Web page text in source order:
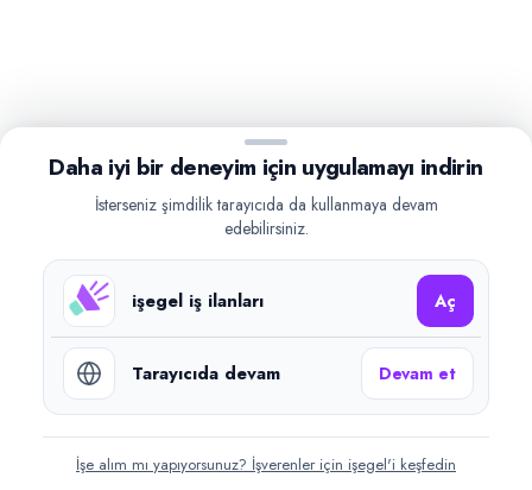
Daha iyi bir deneyim için uygulamayı indirin
İsterseniz şimdilik tarayıcıda da kullanmaya devam
edebilirsiniz.
işegel iş ilanları Aç
Tarayıcıda devam Devam et
İşe alım mı yapıyorsunuz? İşverenler için işegel'i keşfedin